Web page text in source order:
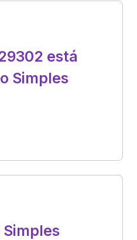
está
Simples
Simples